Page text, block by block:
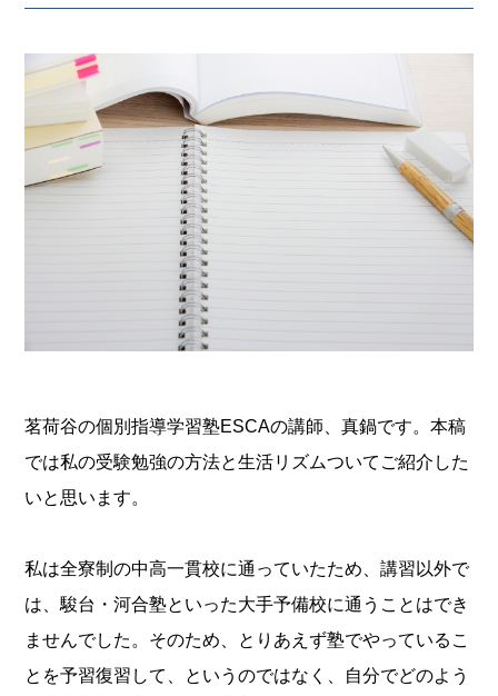
茗荷谷の個別指導学習塾ESCAの講師、真鍋です。本稿
では私の受験勉強の方法と生活リズムついてご紹介した
いと思います。
私は全寮制の中高一貫校に通っていたため、講習以外で
は、駿台・河合塾といった大手予備校に通うことはでき
ませんでした。そのため、とりあえず塾でやっているこ
とを予習復習して、というのではなく、自分でどのよう